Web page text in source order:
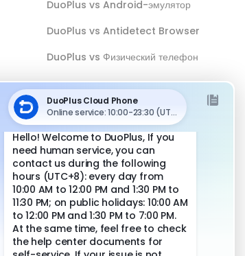
DuoPlus vs Android-эмулятор
DuoPlus vs Antidetect Browser
DuoPlus vs Физический телефон